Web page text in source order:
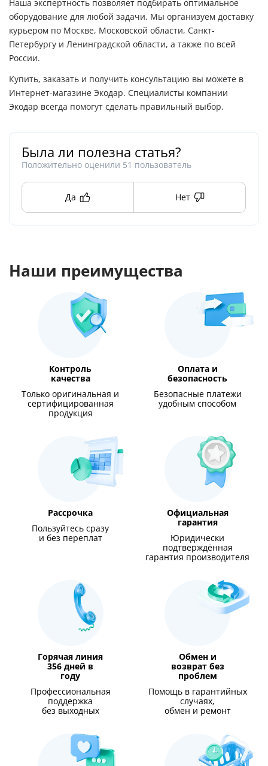
Наша экспертность позволяет подбирать оптимальное
оборудование для любой задачи. Мы организуем доставку
курьером по Москве, Московской области, Санкт-
Петербургу и Ленинградской области, а также по всей
России.
Купить, заказать и получить консультацию вы можете в
Интернет-магазине Экодар. Специалисты компании
Экодар всегда помогут сделать правильный выбор.
Была ли полезна статья?
Положительно оценили 51 пользователь
Да Нет
Наши преимущества
Контроль
качества
Только оригинальная и
сертифицированная
продукция
Оплата и
безопасность
Безопасные платежи
удобным способом
Рассрочка
Пользуйтесь сразу
и без переплат
Официальная
гарантия
Юридически
подтверждённая
гарантия производителя
Горячая линия
356 дней в
году
Профессиональная
поддержка
без выходных
Обмен и
возврат без
проблем
Помощь в гарантийных
случаях,
обмен и ремонт